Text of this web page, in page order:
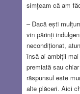
simțeam că am
– Dacă ești
vin părinți
necondiționat,
însă ai ambiții
premiată sau
răspunsul este
alte plăceri. Aici